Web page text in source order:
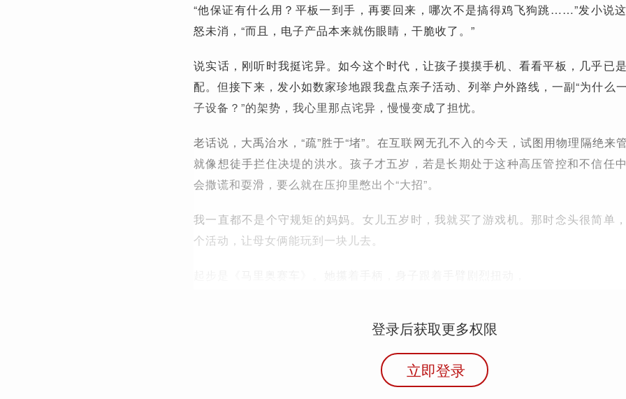
“他保证有什么用？平板一到手，再要回来，哪次不是搞得鸡飞狗跳……”发小说
怒未消，“而且，电子产品本来就伤眼睛，干脆收了。”
说实话，刚听时我挺诧异。如今这个时代，让孩子摸摸手机、看看平板，几乎已
配。但接下来，发小如数家珍地跟我盘点亲子活动、列举户外路线，一副“为什么
子设备？”的架势，我心里那点诧异，慢慢变成了担忧。
老话说，大禹治水，“疏”胜于“堵”。在互联网无孔不入的今天，试图用物理隔绝来
就像想徒手拦住决堤的洪水。孩子才五岁，若是长期处于这种高压管控和不信任
会撒谎和耍滑，要么就在压抑里憋出个“大招”。
我一直都不是个守规矩的妈妈。女儿五岁时，我就买了游戏机。那时念头很简单
个活动，让母女俩能玩到一块儿去。
登录后获取更多权限
立即登录